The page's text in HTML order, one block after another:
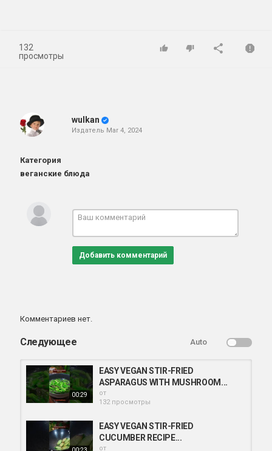
132
просмотры
wulkan
Издатель Mar 4, 2024
Категория
веганские блюда
Добавить комментарий
Комментариев нет.
Следующее Auto
00:29
EASY VEGAN STIR-FRIED
ASPARAGUS WITH MUSHROOM...
от
132 просмотры
EASY VEGAN STIR-FRIED
CUCUMBER RECIPE...
от